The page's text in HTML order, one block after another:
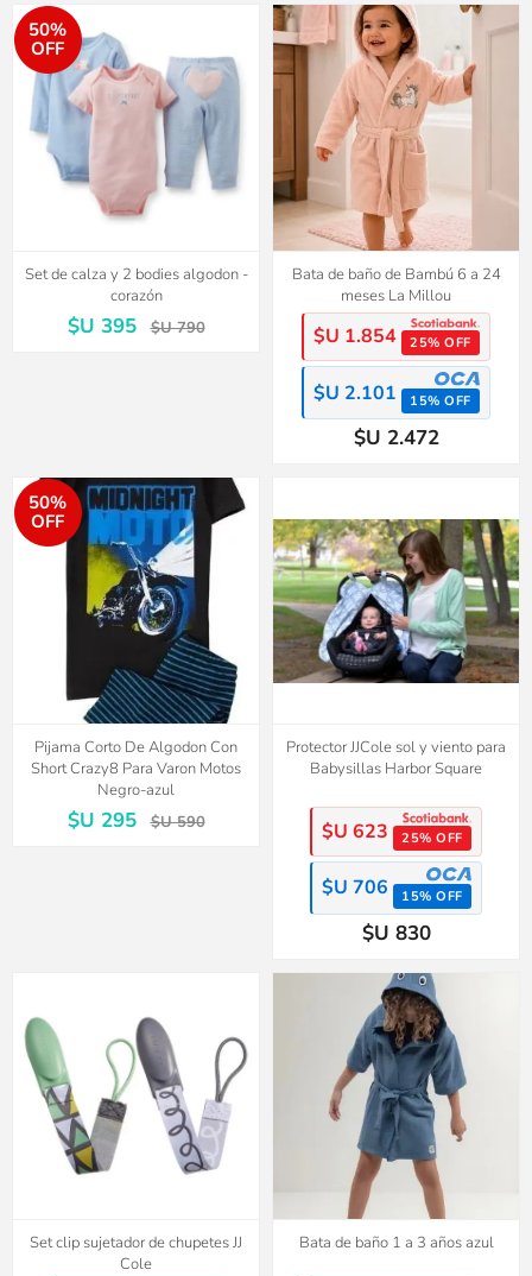
50%
OFF
Set de calza y 2 bodies algodon -
corazón
$U 395 $U 790
Bata de baño de Bambú 6 a 24
meses La Millou
$U 1.854 25% OFF
$U 2.101 15% OFF
$U 2.472
50%
OFF
Pijama Corto De Algodon Con
Short Crazy8 Para Varon Motos
Negro-azul
$U 295 $U 590
Protector JJCole sol y viento para
Babysillas Harbor Square
$U 623 25% OFF
$U 706 15% OFF
$U 830
Set clip sujetador de chupetes JJ
Cole
Bata de baño 1 a 3 años azul